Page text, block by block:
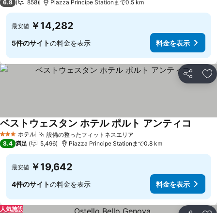
6.8 858 Piazza Principe Stationまで0.5 km
最安値 ￥14,282
5件のサイトの料金を表示 料金を表示
シェア お
3 ホテルのランク
ホテル 設備の整ったフィットネスエリア
ベストウェスタン ホテル ポルト アンティコ
8.4 満足 5,496 Piazza Principe Stationまで0.8 km
最安値 ￥19,642
4件のサイトの料金を表示 料金を表示
人気施設